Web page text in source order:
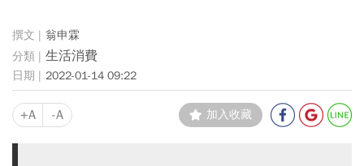
翁申霖
生活消費
2022-01-14 09:22
+A -A 加入收藏